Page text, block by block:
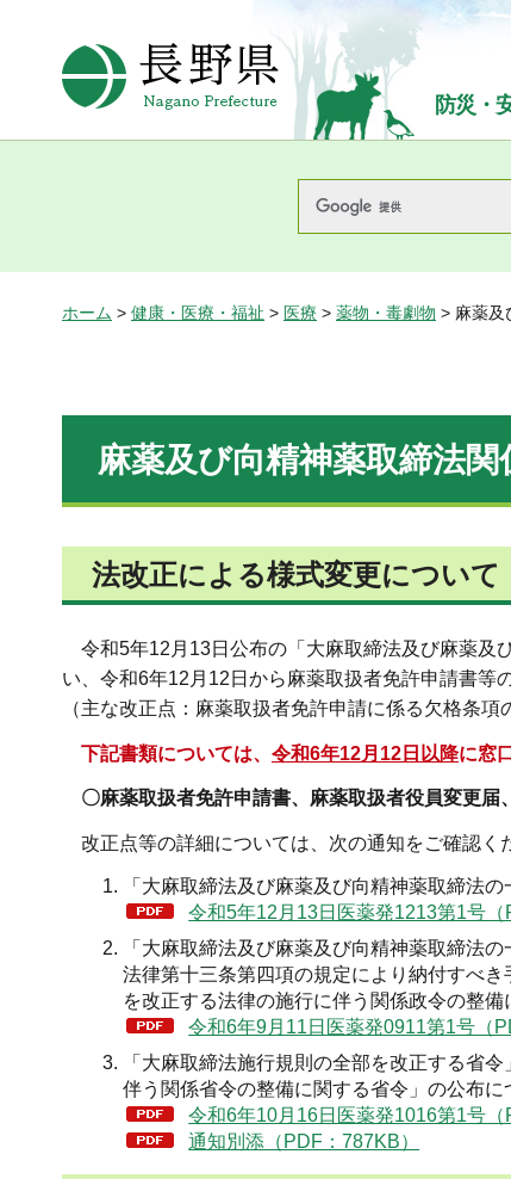
長野県Nagano Prefecture
防災・
ホーム > 健康・医療・福祉 > 医療 > 薬物・毒劇物 > 麻薬及
麻薬及び向精神薬取締法関
法改正による様式変更について
令和5年12月13日公布の「大麻取締法及び麻薬及
い、令和6年12月12日から麻薬取扱者免許申請書等
（主な改正点：麻薬取扱者免許申請に係る欠格条項
下記書類については、 令和6年12月12日以降に窓
〇麻薬取扱者免許申請書、麻薬取扱者役員変更届
改正点等の詳細については、次の通知をご確認く
「大麻取締法及び麻薬及び向精神薬取締法
令和5年12月13日医薬発1213第1号（
「大麻取締法及び麻薬及び向精神薬取締法
法律第十三条第四項の規定により納付すべ
を改正する法律の施行に伴う関係政令の整
令和6年9月11日医薬発0911第1号（
「大麻取締法施行規則の全部を改正する省
伴う関係省令の整備に関する省令」の公布に
令和6年10月16日医薬発1016第1号（
通知別添（PDF：787KB）